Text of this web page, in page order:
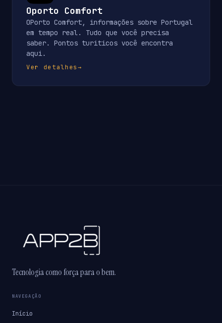
Oporto Comfort
OPorto Comfort, informações sobre Portugal
em tempo real. Tudo que você precisa
saber. Pontos turiticos você encontra
aqui.
Ver detalhes→
Tecnologia como força para o bem.
NAVEGAÇÃO
Início